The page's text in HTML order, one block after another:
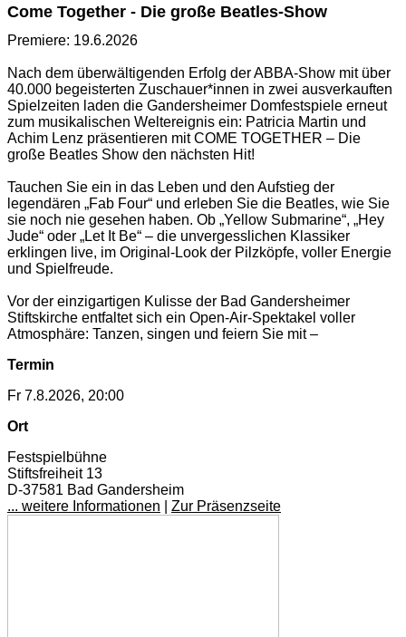
Come Together - Die große Beatles-Show
Premiere: 19.6.2026
Nach dem überwältigenden Erfolg der ABBA-Show mit über
40.000 begeisterten Zuschauer*innen in zwei ausverkauften
Spielzeiten laden die Gandersheimer Domfestspiele erneut
zum musikalischen Weltereignis ein: Patricia Martin und
Achim Lenz präsentieren mit COME TOGETHER – Die
große Beatles Show den nächsten Hit!
Tauchen Sie ein in das Leben und den Aufstieg der
legendären „Fab Four“ und erleben Sie die Beatles, wie Sie
sie noch nie gesehen haben. Ob „Yellow Submarine“, „Hey
Jude“ oder „Let It Be“ – die unvergesslichen Klassiker
erklingen live, im Original-Look der Pilzköpfe, voller Energie
und Spielfreude.
Vor der einzigartigen Kulisse der Bad Gandersheimer
Stiftskirche entfaltet sich ein Open-Air-Spektakel voller
Atmosphäre: Tanzen, singen und feiern Sie mit –
Termin
Fr 7.8.2026, 20:00
Ort
Festspielbühne
Stiftsfreiheit 13
D-37581 Bad Gandersheim
... weitere Informationen
Zur Präsenzseite